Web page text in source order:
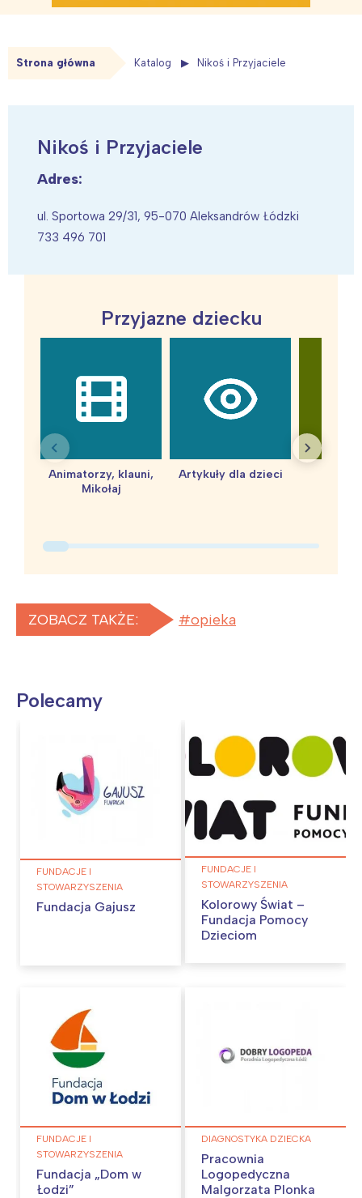
Strona główna Katalog Nikoś i Przyjaciele
Nikoś i Przyjaciele
Adres:
ul. Sportowa 29/31, 95-070 Aleksandrów Łódzki
733 496 701
Przyjazne dziecku
Animatorzy, klauni,
Mikołaj
Artykuły dla dzieci
ZOBACZ TAKŻE: opieka
Polecamy
FUNDACJE I
STOWARZYSZENIA
Fundacja Gajusz
FUNDACJE I
STOWARZYSZENIA
Kolorowy Świat –
Fundacja Pomocy
Dzieciom
FUNDACJE I
STOWARZYSZENIA
Fundacja „Dom w
Łodzi”
DIAGNOSTYKA DZIECKA
Pracownia
Logopedyczna
Malgorzata Plonka